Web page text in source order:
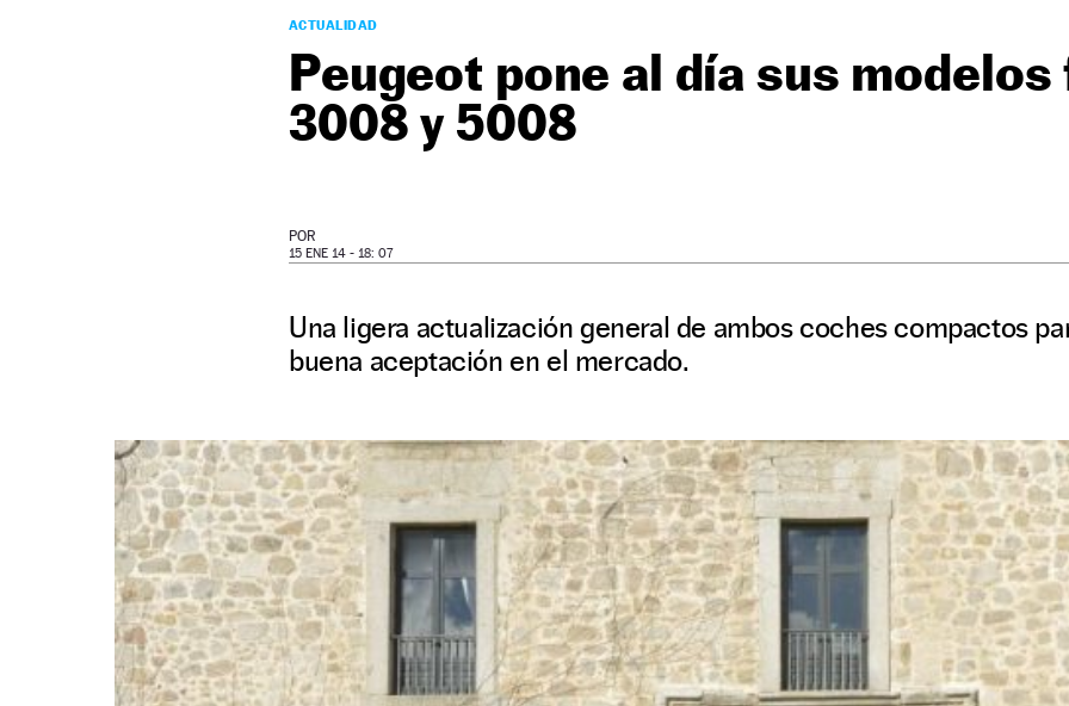
ACTUALIDAD
Peugeot pone al día sus
3008 y 5008
POR
15 ENE 14 - 18: 07
Una ligera actualización general de ambos coches compactos
buena aceptación en el mercado.